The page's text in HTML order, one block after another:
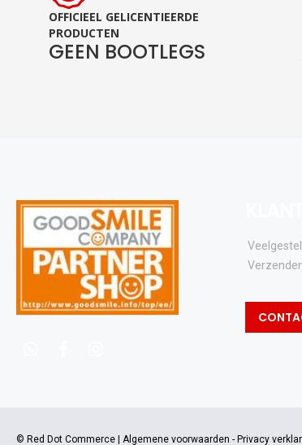
OFFICIEEL GELICENTIEERDE
PRODUCTEN
GEEN BOOTLEGS
© Red Dot Commerce | Algemene voorwaarden - Privacy